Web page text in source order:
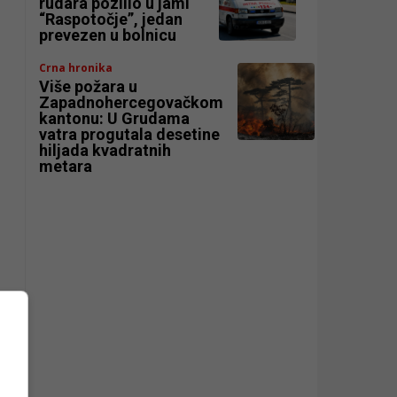
“Raspotočje”, jedan
prevezen u bolnicu
Crna hronika
Više požara u
Zapadnohercegovačkom
kantonu: U Grudama
vatra progutala desetine
hiljada kvadratnih
metara